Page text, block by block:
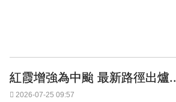
紅霞增強為中颱 最新路徑出爐
2026-07-25 09:57